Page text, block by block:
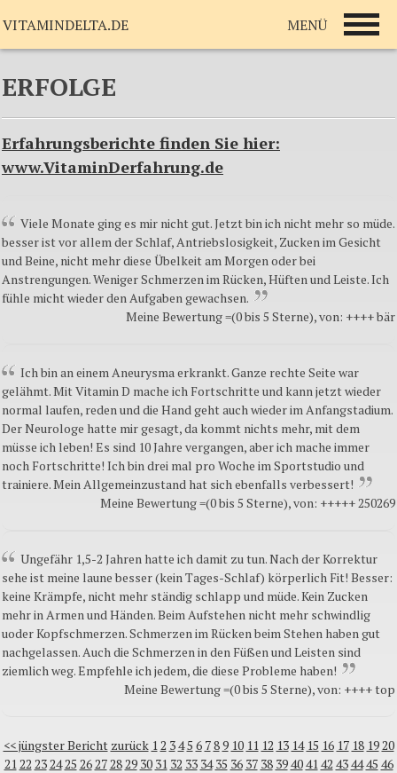
ERFOLGE
Erfahrungsberichte finden Sie hier:
www.VitaminDerfahrung.de
Viele Monate ging es mir nicht gut. Jetzt bin ich nicht mehr so müde.
besser ist vor allem der Schlaf, Antriebslosigkeit, Zucken im Gesicht
und Beine, nicht mehr diese Übelkeit am Morgen oder bei
Anstrengungen. Weniger Schmerzen im Rücken, Hüften und Leiste. Ich
fühle micht wieder den Aufgaben gewachsen.
Meine Bewertung =(0 bis 5 Sterne), von: ++++ bär
Ich bin an einem Aneurysma erkrankt. Ganze rechte Seite war
gelähmt. Mit Vitamin D mache ich Fortschritte und kann jetzt wieder
normal laufen, reden und die Hand geht auch wieder im Anfangstadium.
Der Neurologe hatte mir gesagt, da kommt nichts mehr, mit dem
müsse ich leben! Es sind 10 Jahre vergangen, aber ich mache immer
noch Fortschritte! Ich bin drei mal pro Woche im Sportstudio und
trainiere. Mein Allgemeinzustand hat sich ebenfalls verbessert!
Meine Bewertung =(0 bis 5 Sterne), von: +++++ 250269
Ungefähr 1,5-2 Jahren hatte ich damit zu tun. Nach der Korrektur
sehe ist meine laune besser (kein Tages-Schlaf) körperlich Fit! Besser:
keine Krämpfe, nicht mehr ständig schlapp und müde. Kein Zucken
mehr in Armen und Händen. Beim Aufstehen nicht mehr schwindlig
uoder Kopfschmerzen. Schmerzen im Rücken beim Stehen haben gut
nachgelassen. Auch die Schmerzen in den Füßen und Leisten sind
ziemlich weg. Empfehle ich jedem, die diese Probleme haben!
Meine Bewertung =(0 bis 5 Sterne), von: ++++ top
<< jüngster Bericht zurück 12 345 6 789 10 11 12 13 14 15 16 17 18 1920
2122 232425 26272829 30 31 32 33 34 35 36 37 38 39404142 434445 46
VITAMINDELTA.DE MENÜ